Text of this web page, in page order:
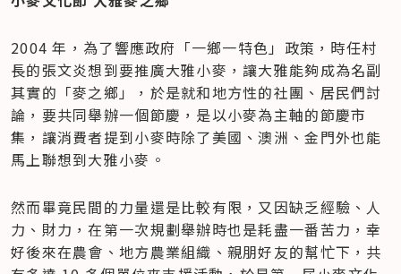
2004 年，為了響應政府「一鄉一特色」政策，時任村
長的張文炎想到要推廣大雅小麥，讓大雅能夠成為名副
其實的「麥之鄉」，於是就和地方性的社團、居民們討
論，要共同舉辦一個節慶，是以小麥為主軸的節慶市
集，讓消費者提到小麥時除了美國、澳洲、金門外也能
馬上聯想到大雅小麥。
然而畢竟民間的力量還是比較有限，又因缺乏經驗、人
力、財力，在第一次規劃舉辦時也是耗盡一番苦力，幸
好後來在農會、地方農業組織、親朋好友的幫忙下，共